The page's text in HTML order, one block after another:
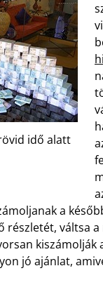
idő alatt
a
részletét, váltsa
jó ajánlat,